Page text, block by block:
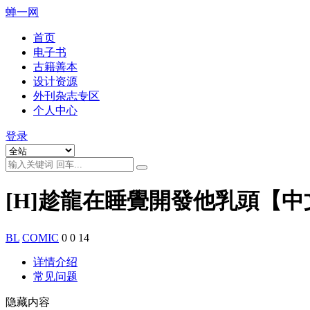
蝉一网
首页
电子书
古籍善本
设计资源
外刊杂志专区
个人中心
登录
[H]趁龍在睡覺開發他乳頭【中
BL COMIC 0 0 14
详情介绍
常见问题
隐藏内容